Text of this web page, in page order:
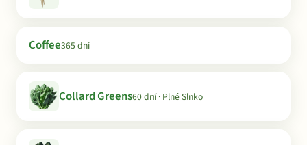
Coffee365 dní
Collard Greens60 dní · Plné Slnko